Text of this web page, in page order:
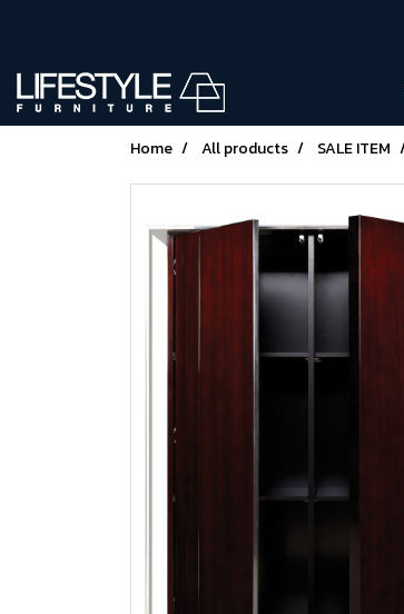
Home All products SALE ITEM